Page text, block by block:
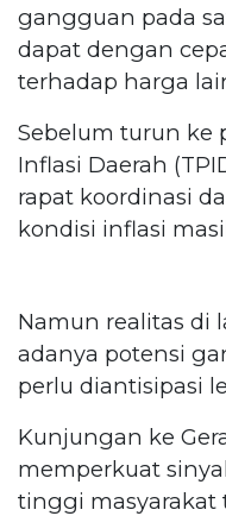
gangguan pada
dapat dengan
terhadap harga
Sebelum turun ke
Inflasi Daerah
rapat koordinasi
kondisi inflasi
Namun realitas di
adanya potensi
perlu diantisipasi
Kunjungan ke
memperkuat
tinggi masyarakat